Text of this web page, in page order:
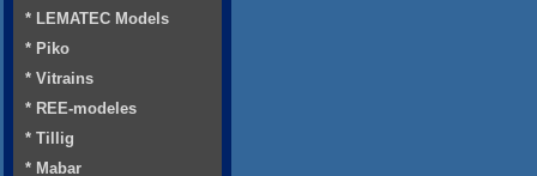
* LEMATEC Models
* Piko
* Vitrains
* REE-modeles
* Tillig
* Mabar